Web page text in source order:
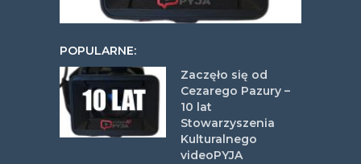
POPULARNE:
Zaczęło się od
Cezarego Pazury –
10 lat
Stowarzyszenia
Kulturalnego
videoPYJA